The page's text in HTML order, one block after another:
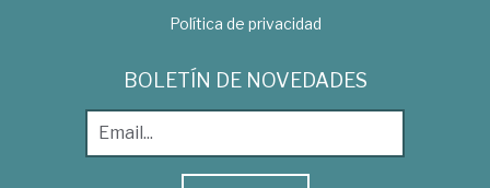
Política de privacidad
BOLETÍN DE NOVEDADES